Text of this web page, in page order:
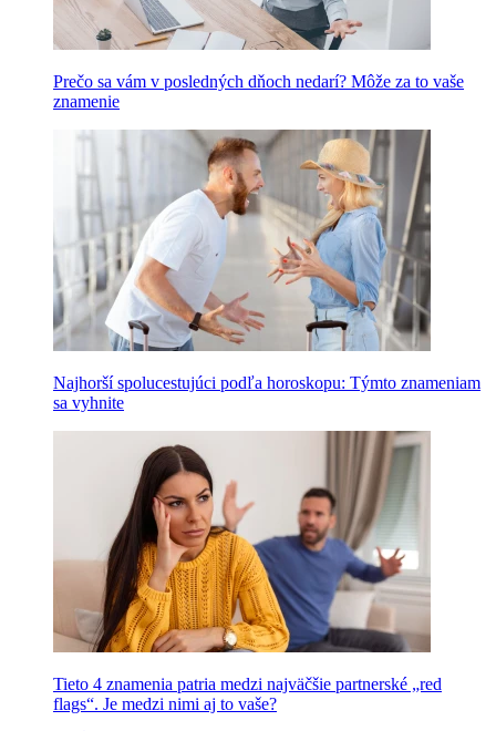
Prečo sa vám v posledných dňoch nedarí? Môže za to vaše
znamenie
Najhorší spolucestujúci podľa horoskopu: Týmto znameniam
sa vyhnite
Tieto 4 znamenia patria medzi najväčšie partnerské „red
flags“. Je medzi nimi aj to vaše?